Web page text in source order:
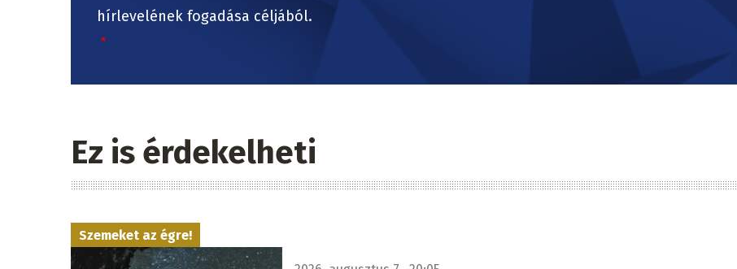
hírlevelének fogadása céljából.
Ez is érdekelheti
Szemeket az égre!